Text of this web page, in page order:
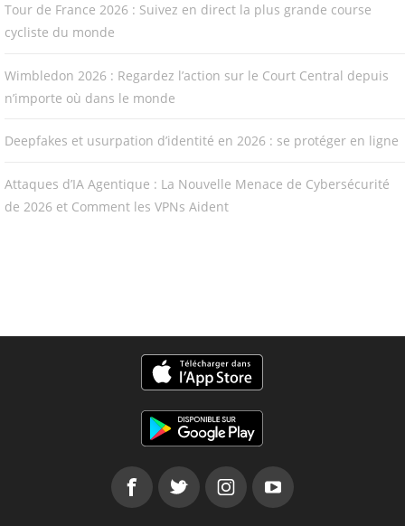
Tour de France 2026 : Suivez en direct la plus grande course
cycliste du monde
Wimbledon 2026 : Regardez l’action sur le Court Central depuis
n’importe où dans le monde
Deepfakes et usurpation d’identité en 2026 : se protéger en ligne
Attaques d’IA Agentique : La Nouvelle Menace de Cybersécurité
de 2026 et Comment les VPNs Aident